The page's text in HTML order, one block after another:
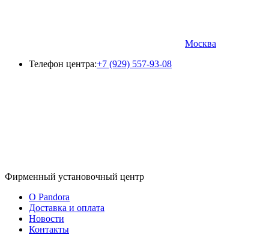
Москва
Телефон центра:+7 (929) 557-93-08
Фирменный установочный центр
O Pandora
Доставка и оплата
Новости
Контакты